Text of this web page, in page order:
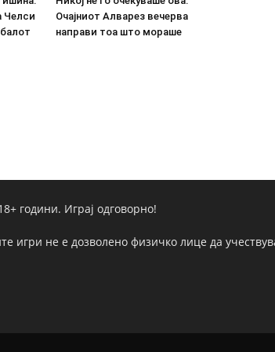
Челси
Очајниот Алварез вечерва
направи тоа што мораше
години. Играј одговорно!
игри не е дозволено физичко лице да